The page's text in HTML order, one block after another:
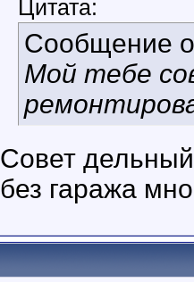
Цитата:
Сообщение
Мой тебе
Совет
без гаража